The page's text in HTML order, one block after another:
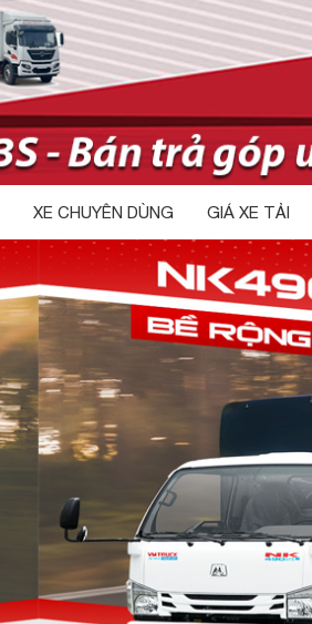
XE CHUYÊN DÙNG GIÁ XE TẢI